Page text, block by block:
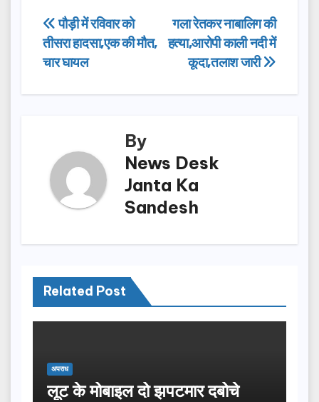
e
b
o
o
d
Post
navigation
गला रेतकर नाबालिग की
हत्या,आरोपी काली नदी में
कूदा,तलाश जारी
पौड़ी में रविवार को
तीसरा हादसा,एक की मौत,
चार घायल
By
News Desk
Janta Ka
Sandesh
Related Post
अपराध
लूट के मोबाइल दो झपटमार दबोचे